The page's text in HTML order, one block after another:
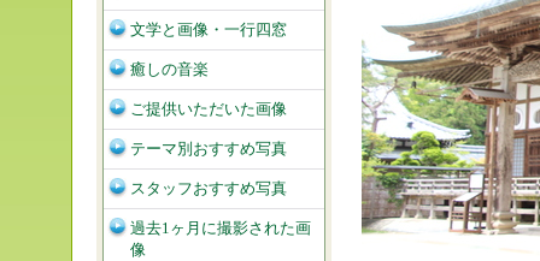
文学と画像・一行四窓
癒しの音楽
ご提供いただいた画像
テーマ別おすすめ写真
スタッフおすすめ写真
過去1ヶ月に撮影された画
像